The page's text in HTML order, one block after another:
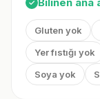
✓
Gluten yok
Yer fıstığı yok
Soya yok